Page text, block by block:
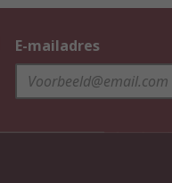
E-mailadres